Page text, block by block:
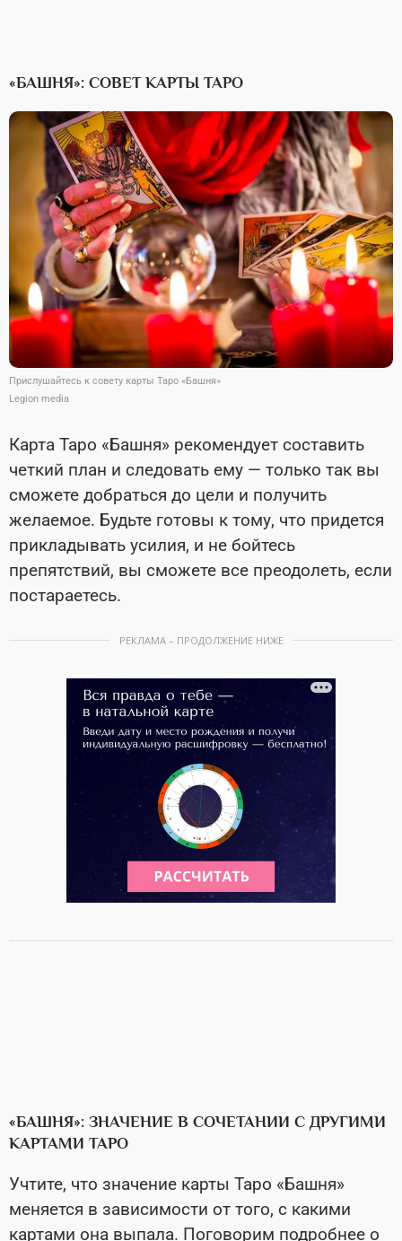
«БАШНЯ»: СОВЕТ КАРТЫ ТАРО
Прислушайтесь к совету карты Таро «Башня»
Legion media
Карта Таро «Башня» рекомендует составить
четкий план и следовать ему — только так вы
сможете добраться до цели и получить
желаемое. Будьте готовы к тому, что придется
прикладывать усилия, и не бойтесь
препятствий, вы сможете все преодолеть, если
постараетесь.
РЕКЛАМА – ПРОДОЛЖЕНИЕ НИЖЕ
«БАШНЯ»: ЗНАЧЕНИЕ В СОЧЕТАНИИ С ДРУГИМИ
КАРТАМИ ТАРО
Учтите, что значение карты Таро «Башня»
меняется в зависимости от того, с какими
картами она выпала. Поговорим подробнее о